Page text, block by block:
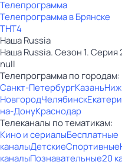
Телепрограмма
Телепрограмма в Брянске
ТНТ4
Наша Russia
Наша Russia. Сезон 1. Серия
null
Телепрограмма по городам:
Санкт-ПетербургКазань
НовгородЧелябинск
на-ДонуКраснодар
Телеканалы по тематикам:
Кино и сериалыБесплатные
каналыДетскиеСпортивные
каналыПознавательные20